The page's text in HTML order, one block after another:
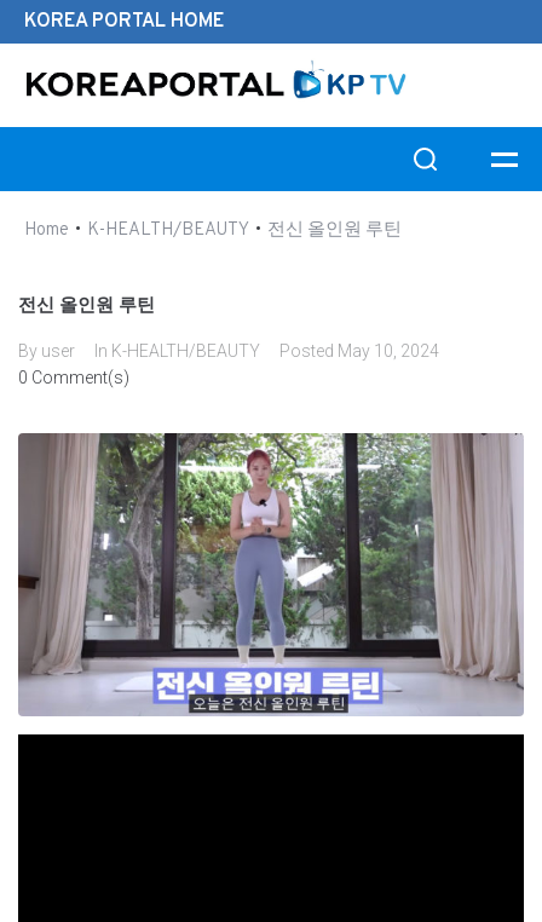
KOREA PORTAL HOME
Home • K-HEALTH/BEAUTY • 전신 올인원 루틴
전신 올인원 루틴
By user In K-HEALTH/BEAUTY Posted May 10, 2024
0 Comment(s)